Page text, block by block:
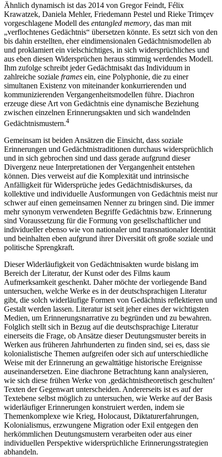
Ähnlich dynamisch ist das 2014 von Gregor Feindt, Félix
Krawatzek, Daniela Mehler, Friedemann Pestel und Rieke Trimçev
vorgeschlagene Modell des entangled memory, das man mit
„verflochtenes Gedächtnis“ übersetzen könnte. Es setzt sich von den
bis dahin erstellten, eher eindimensionalen Gedächtnismodellen ab
und proklamiert ein vielschichtiges, in sich widersprüchliches und
aus eben diesen Widersprüchen heraus stimmig werdendes Modell.
Ihm zufolge schreibt jeder Gedächtnisakt das Individuum in
zahlreiche soziale frames ein, eine Polyphonie, die zu einer
simultanen Existenz von miteinander konkurrierenden und
kommunizierenden Vergangenheitsmodellen führe. Diachron
erzeuge diese Art von Gedächtnis eine dynamische Beziehung
zwischen einzelnen Erinnerungsakten und sich wandelnden
Gedächtnismustern.4
Gemeinsam ist beiden Ansätzen die Einsicht, dass soziale
Erinnerungen und Gedächtnistraditionen durchaus widersprüchlich
und in sich gebrochen sind und dass gerade aufgrund dieser
Divergenz neue Interpretationen der Vergangenheit entstehen
können. Dies verweist auf die Komplexität und intrinsische
Anfälligkeit für Widersprüche jedes Gedächtnisdiskurses, da
kollektive und individuelle Ausformungen von Gedächtnis meist nur
schwer auf einen gemeinsamen Nenner zu bringen sind. Die immer
mehr synonym verwendeten Begriffe Gedächtnis bzw. Erinnerung
sind Voraussetzung für die Formung von gesellschaftlicher und
individueller ebenso wie von nationaler und transnationaler Identität
und beinhalten eben aufgrund ihrer Diversität oft große soziale und
politische Sprengkraft.
Dieser Widerläufigkeit von Gedächtnisakten wurde bislang im
Bereich der Literatur, der Kunst oder des Films kaum
Aufmerksamkeit geschenkt. Daher möchte der vorliegende Band
untersuchen, welche Werke es in der deutschsprachigen Literatur
gibt, die solch widerläufige Formen von Gedächtnis reflektieren und
Gestalt werden lassen. Literatur ist seit jeher eines der wichtigsten
Medien, um Erinnerungsnarrative zu begründen und zu bewahren.
Folglich stellt sich in Bezug auf die deutschsprachige Literatur
einerseits die Frage, ob Ansätze dieser Deutungsmuster bereits in
Werken aus früheren Jahrhunderten zu finden sind, sei es, dass sie
kolonialistische Themen aufgreifen oder sich auf unterschiedliche
Weise mit der Erinnerung an gewalttätige historische Ereignisse
auseinandersetzen. Eine diachrone Betrachtung kann analysieren,
wie sich diese frühen Werke von ‚gedächtnistheoretisch geschulten‘
Texten der Gegenwart unterscheiden. Andererseits ist es auf der
Textebene selbst möglich zu untersuchen, wie Werke auf der Basis
widerläufiger Erinnerungen konstruiert werden, indem sie
Themenkomplexe wie Krieg, Holocaust, Diktaturerfahrungen,
Kolonialismus, erzwungene Migration oder Exil entgegen den
herkömmlichen Deutungsmustern verarbeiten oder aus einer
individuellen Perspektive widersprüchliche Erinnerungsstrategien
abhandeln.